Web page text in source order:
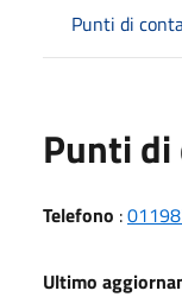
Punti di
Punti
Telefono :
Ultimo